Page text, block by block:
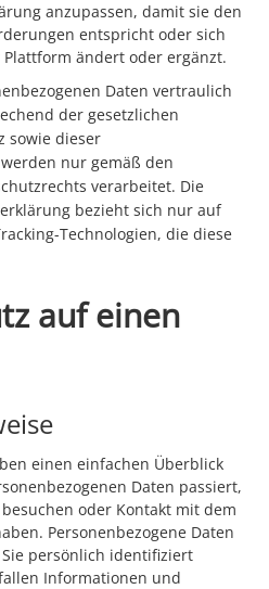
anzupassen, damit sie den
entspricht oder sich
ändert oder ergänzt.
Daten vertraulich
der gesetzlichen
sowie dieser
nur gemäß den
verarbeitet. Die
bezieht sich nur auf
Technologien, die diese
auf einen
einen einfachen Überblick
Daten passiert,
oder Kontakt mit dem
Personenbezogene Daten
persönlich identifiziert
Informationen und